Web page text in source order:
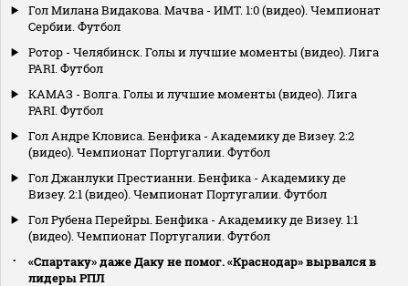
Гол Милана Видакова. Мачва - ИМТ. 1:0 (видео). Чемпионат
Сербии. Футбол
Ротор - Челябинск. Голы и лучшие моменты (видео). Лига
PARI. Футбол
КАМАЗ - Волга. Голы и лучшие моменты (видео). Лига
PARI. Футбол
Гол Андре Кловиса. Бенфика - Академику де Визеу. 2:2
(видео). Чемпионат Португалии. Футбол
Гол Джанлуки Престианни. Бенфика - Академику де
Визеу. 2:1 (видео). Чемпионат Португалии. Футбол
Гол Рубена Перейры. Бенфика - Академику де Визеу. 1:1
(видео). Чемпионат Португалии. Футбол
«Спартаку» даже Даку не помог. «Краснодар» вырвался в
лидеры РПЛ